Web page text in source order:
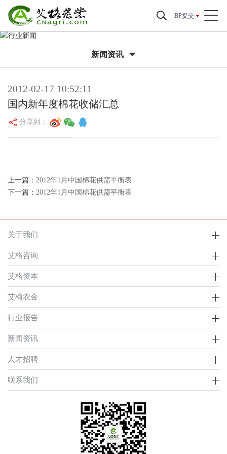
BP提交
新闻资讯
2012-02-17 10:52:11
国内新年度棉花收储汇总
分享到：
上一篇： 2012年1月中国棉花供需平衡表
下一篇： 2012年1月中国棉花供需平衡表
关于我们
艾格咨询
艾格资本
艾梅农金
行业报告
新闻资讯
人才招聘
联系我们